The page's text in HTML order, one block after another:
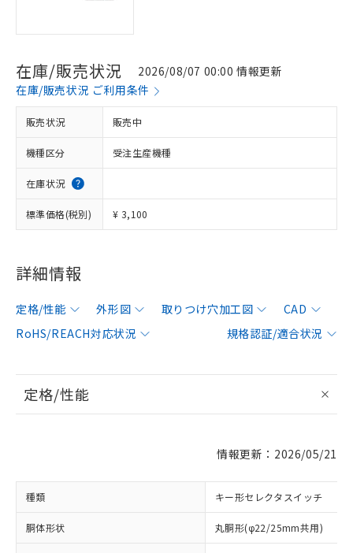
在庫/販売状況
2026/08/07 00:00 情報更新
在庫/販売状況 ご利用条件
販売状況 販売中
機種区分 受注生産機種
在庫状況
標準価格(税別) ¥ 3,100
詳細情報
定格/性能 外形図 取りつけ穴加工図
CAD
RoHS/REACH対応状況
規格認証/適合状況
定格/性能
情報更新：2026/05/21
種類 キー形セレクタスイッチ
胴体形状 丸胴形(φ22/25mm共用)